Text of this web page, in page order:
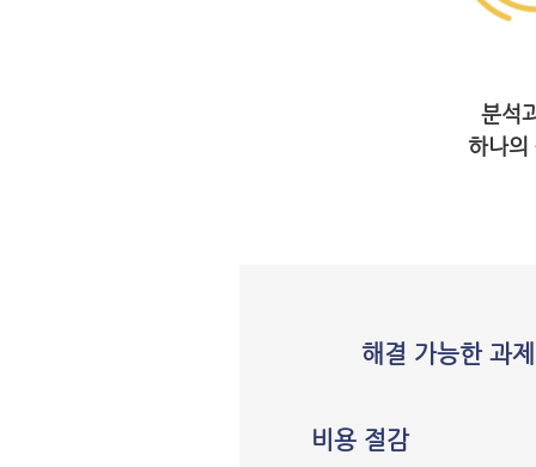
분석
하나의
해결 가능한 과제
비용 절감